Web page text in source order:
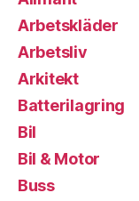
Arbetskläder
Arbetsliv
Arkitekt
Batterilagring
Bil
Bil & Motor
Buss